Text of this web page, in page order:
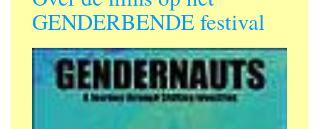
GENDERBENDE festival